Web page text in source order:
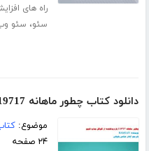
راه های
سئو، سئو
دانلود کتاب چطور ماهانه 119717 بازدیدکننده از گوگل جذب کنیم
موضوع:
۲۴ صفحه